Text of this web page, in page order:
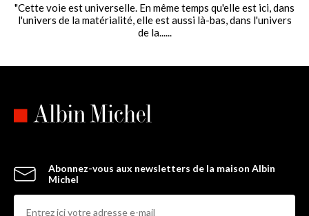
"Cette voie est universelle. En même temps qu'elle est ici, dans
l'univers de la matérialité, elle est aussi là-bas, dans l'univers
de la......
Abonnez-vous aux newsletters de la maison Albin
Michel